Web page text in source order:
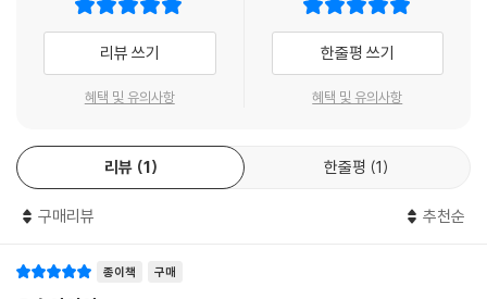
사랑은 몸의 교환이고 나눔이다
몸으로 와 몸속에서 내면화되는 그것
너와 내가 나누어진 둘이 아닌
하나이기에 가능했던 문제들
어떻게 그런 일이,
― 「몸이 기억하는 사랑」 전문
“‘이편과 저편을’ 자유롭게 넘나들려면, ‘모든 흠결을 지우고 시간과 거리
적, 성적, 법적 조건들을 해체하지 않으면 안 된다. 이 시에서 ‘사랑’으로 명
리뷰 쓰기
혜택 및 유의사항
한줄평 쓰기
혜택 및 유의사항
리뷰 1 한줄평 1
구매리뷰 추천순
종이책 구매